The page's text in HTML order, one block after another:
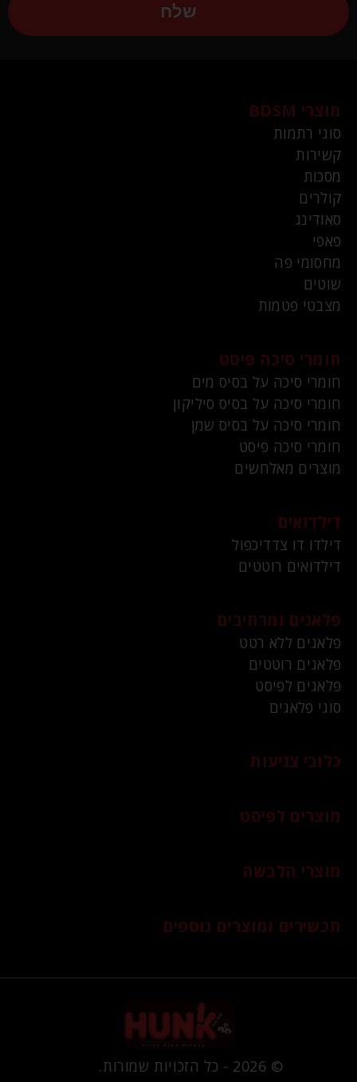
שלח
מוצרי BDSM
סוגי רתמות
קשירות
מסכות
קולרים
סאודינג
פאפי
מחסומי פה
שוטים
מצבטי פטמות
חומרי סיכה פיסט
חומרי סיכה על בסיס מים
חומרי סיכה על בסיס סיליקון
חומרי סיכה על בסיס שמן
חומרי סיכה פיסט
מוצרים מאלחשים
דילדואים
דילדו דו צדדיכפול
דילדואים רוטטים
פלאגים ומרחיבים
פלאגים ללא רטט
פלאגים רוטטים
פלאגים לפיסט
סוגי פלאגים
כלובי צניעות
מוצרים לפיסט
מוצרי הלבשה
תכשירים ומוצרים נוספים
© 2026 - כל הזכויות שמורות.